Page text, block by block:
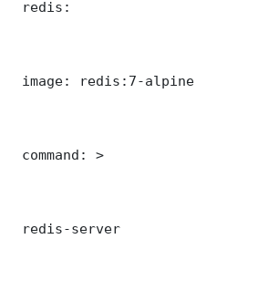
redis:
image: redis:7-alpine
command: >
redis-server